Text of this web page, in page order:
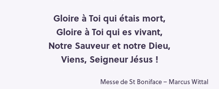
Gloire à Toi qui étais mort,
Gloire à Toi qui es vivant,
Notre Sauveur et notre Dieu,
Viens, Seigneur Jésus !
Messe de St Boniface – Marcus Wittal